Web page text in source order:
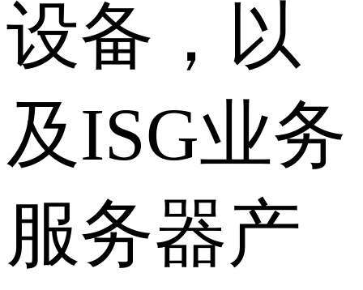
设备，以
及ISG业务
服务器产